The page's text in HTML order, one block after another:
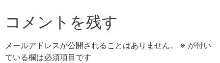
コメントを残す
メールアドレスが公開されることはありません。 ※ が付い
ている欄は必須項目です